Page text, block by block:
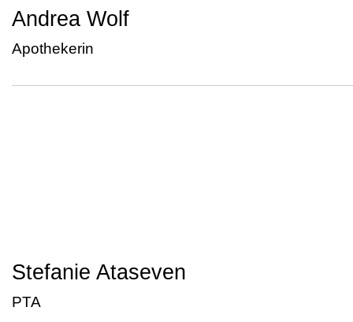
Andrea Wolf
Apothekerin
Stefanie Ataseven
PTA